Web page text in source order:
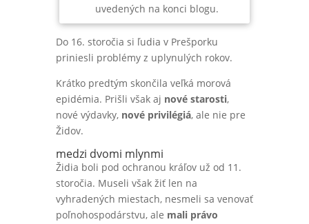
uvedených na konci blogu.
Do 16. storočia si ľudia v Prešporku
priniesli problémy z uplynulých rokov.
Krátko predtým skončila veľká morová
epidémia. Prišli však aj nové starosti,
nové výdavky, nové privilégiá, ale nie pre
Židov.
medzi dvomi mlynmi
Židia boli pod ochranou kráľov už od 11.
storočia. Museli však žiť len na
vyhradených miestach, nesmeli sa venovať
poľnohospodárstvu, ale mali právo